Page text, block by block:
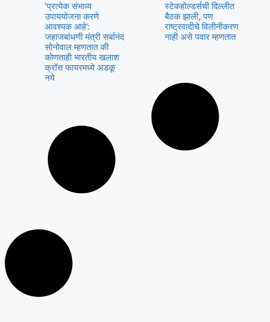
‘प्रत्येक संभाव्य
उपाययोजना करणे
आवश्यक आहे’:
जहाजबांधणी मंत्री सर्बानंद
सोनोवाल म्हणतात की
कोणताही भारतीय खलाश
क्रॉस फायरमध्ये अडकू
नये
स्टेकहोल्डर्सची दिल्लीत
बैठक झाली, पण
राष्ट्रवादीचे विलीनीकरण
नाही असे पवार म्हणतात